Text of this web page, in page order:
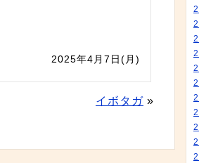
2025年4月7日(月)
イボタガ »